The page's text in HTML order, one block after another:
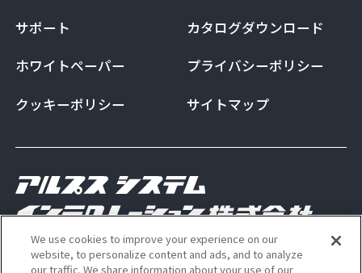
サポート
カタログダウンロード
ホワイトペーパー
プライバシーポリシー
クッキーポリシー
サイトマップ
Copyright Alps System Integration Co., Ltd. All
We use cookies to improve your experience on our
website, to personalize content and ads, and to analyze
our traffic. We share information about your use of our